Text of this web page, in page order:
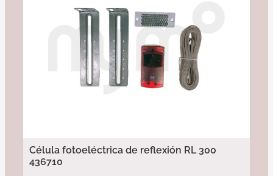
Célula fotoeléctrica de reflexión RL 300
436710